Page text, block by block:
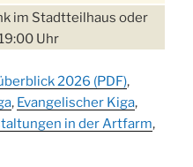
im Stadtteilhaus oder
Uhr
Uhr 2026 (PDF),
, Evangelischer Kiga,
in der Artfarm,